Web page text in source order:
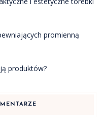
promienną
produktów?